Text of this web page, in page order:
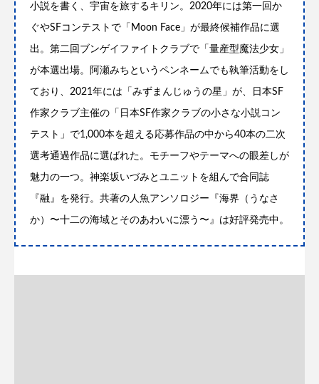
小説を書く、宇宙を旅するキリン。2020年には第一回か
ぐやSFコンテストで「Moon Face」が最終候補作品に選
出。第二回ブンゲイファイトクラブで「量産型魔法少女」
が本選出場。阿瀬みちというペンネームでも執筆活動をし
ており、2021年には「みずまんじゅうの星」が、日本SF
作家クラブ主催の「日本SF作家クラブの小さな小説コン
テスト」で1,000本を超える応募作品の中から40本の二次
選考通過作品に選ばれた。モチーフやテーマへの眼差しが
魅力の一つ。神楽坂いづみとユニットを組んで合同誌
『融』を発行。共著の人魚アンソロジー『海界（うなさ
か）〜十二の海域とそのあわいに漂う〜』は好評発売中。